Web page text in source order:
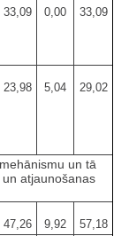
33,09 0,00 33,09
23,98 5,04 29,02
un tā
atjaunošanas
47,26 9,92 57,18